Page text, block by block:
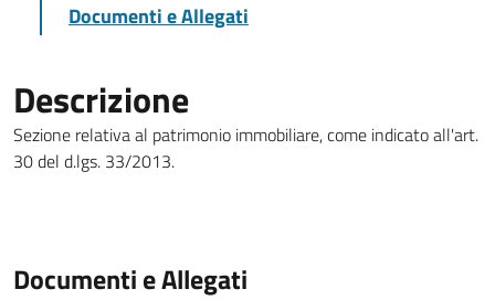
Documenti e Allegati
Descrizione
Sezione relativa al patrimonio immobiliare, come indicato all'art.
30 del d.lgs. 33/2013.
Documenti e Allegati